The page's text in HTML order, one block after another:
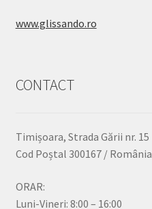
www.glissando.ro
CONTACT
Timișoara, Strada Gării nr. 15
Cod Poștal 300167 / România
ORAR:
Luni-Vineri: 8:00 – 16:00